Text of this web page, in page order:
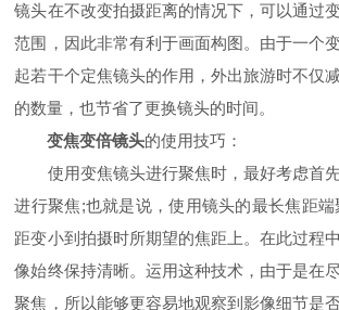
镜头在不改变拍摄距离的情况下，可以通过
范围，因此非常有利于画面构图。由于一个
起若干个定焦镜头的作用，外出旅游时不仅
的数量，也节省了更换镜头的时间。
变焦变倍镜头的使用技巧：
使用变焦镜头进行聚焦时，最好考虑首
进行聚焦;也就是说，使用镜头的最长焦距
距变小到拍摄时所期望的焦距上。在此过程
像始终保持清晰。运用这种技术，由于是在
聚焦，所以能够更容易地观察到影像细节是